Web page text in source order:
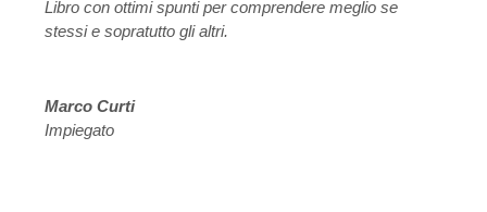
Libro con ottimi spunti per comprendere meglio se
stessi e sopratutto gli altri.
Marco Curti
Impiegato